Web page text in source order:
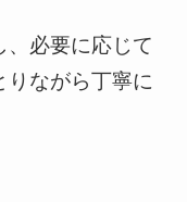
、必要に応じて
りながら丁寧に